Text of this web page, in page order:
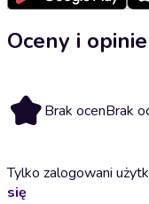
Oceny i
Brak ocenBrak
Tylko zalogowani
się